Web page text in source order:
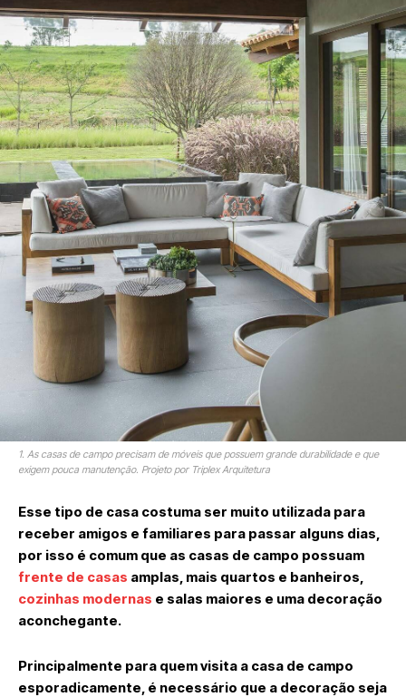
1. As casas de campo precisam de móveis que possuem grande durabilidade e que
exigem pouca manutenção. Projeto por Triplex Arquitetura
Esse tipo de casa costuma ser muito utilizada para
receber amigos e familiares para passar alguns dias,
por isso é comum que as casas de campo possuam
frente de casas amplas, mais quartos e banheiros,
cozinhas modernas e salas maiores e uma decoração
aconchegante.
Principalmente para quem visita a casa de campo
esporadicamente, é necessário que a decoração seja